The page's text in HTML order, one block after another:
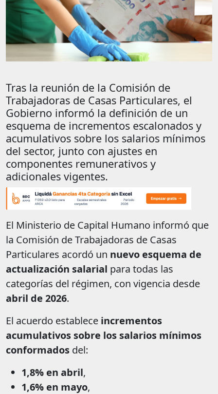
Tras la reunión de la Comisión de
Trabajadoras de Casas Particulares, el
Gobierno informó la definición de un
esquema de incrementos escalonados y
acumulativos sobre los salarios mínimos
del sector, junto con ajustes en
componentes remunerativos y
adicionales vigentes.
El Ministerio de Capital Humano informó que
la Comisión de Trabajadoras de Casas
Particulares acordó un nuevo esquema de
actualización salarial para todas las
categorías del régimen, con vigencia desde
abril de 2026.
El acuerdo establece incrementos
acumulativos sobre los salarios mínimos
conformados del:
1,8% en abril,
1,6% en mayo,